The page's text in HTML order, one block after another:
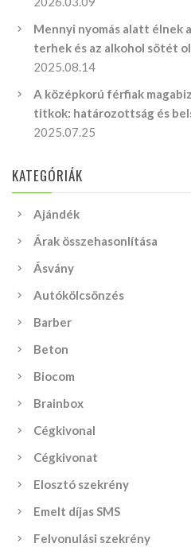
Mennyi nyomás alatt élnek
terhek és az alkohol sötét
2025.08.14
A középkorú férfiak
titkok: határozottság és
2025.07.25
KATEGÓRIÁK
Ajándék
Árak összehasonlítása
Ásvány
Autókölcsönzés
Barber
Beton
Biocom
Brainbox
Cégkivonal
Cégkivonat
Elosztó szekrény
Emelt díjas SMS
Felvonulási szekrény